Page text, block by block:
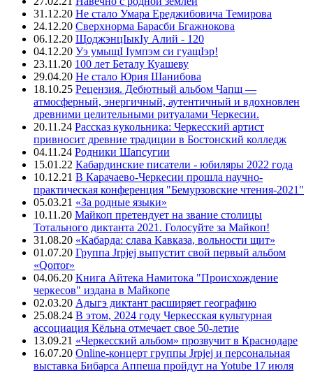
31.12.20 Не стало Умара Ереджибовича Темирова
24.12.20 Сверхнорма Барасби Бгажнокова
06.12.20 ЩоджэнцIыкIу Алий - 120
04.12.20 Уэ умыщI Iумпэм си гуащIэр!
23.11.20 100 лет Беталу Куашеву
29.04.20 Не стало Юрия Шанибова
18.10.25 Рецензия. Дебютный альбом Чапщ —
атмосферный, энергичный, аутентичный и вдохновлен
древними целительными ритуалами Черкесии.
20.11.24 Рассказ кукольника: Черкесский артист
привносит древние традиции в Бостонский колледж
04.11.24 Родники Шапсугии
15.01.22 Кабардинские писатели - юбиляры 2022 года
10.12.21 В Карачаево-Черкесии прошла научно-
практическая конференция "Бемурзовские чтения-2021"
05.03.21 «За родные языки»
10.11.20 Майкоп претендует на звание столицы
Тотального диктанта 2021. Голосуйте за Майкоп!
31.08.20 «Кабарда: слава Кавказа, вольности щит»
01.07.20 Группа Jrpjej выпустит свой первый альбом
«Qorror»
04.06.20 Книга Айтека Намитока "Происхождение
черкесов" издана в Майкопе
02.03.20 Адыгэ диктант расширяет географию
25.08.24 В этом, 2024 году Черкесская культурная
ассоциация Кёльна отмечает свое 50-летие
13.09.21 «Черкесский альбом» прозвучит в Краснодаре
16.07.20 Online-концерт группы Jrpjej и персональная
выставка Бибарса Аппеша пройдут на Yotube 17 июля